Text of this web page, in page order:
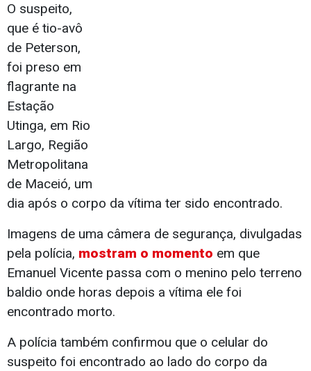
O suspeito,
que é tio-avô
de Peterson,
foi preso em
flagrante na
Estação
Utinga, em Rio
Largo, Região
Metropolitana
de Maceió, um
dia após o corpo da vítima ter sido encontrado.
Imagens de uma câmera de segurança, divulgadas
pela polícia, mostram o momento em que
Emanuel Vicente passa com o menino pelo terreno
baldio onde horas depois a vítima ele foi
encontrado morto.
A polícia também confirmou que o celular do
suspeito foi encontrado ao lado do corpo da